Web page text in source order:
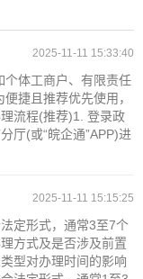
2025-11-11 15:33:40
个体工商户、有限责任
捷且推荐优先使用，
流程(推荐)1. 登录政
厅(或“皖企通”APP)进
2025-11-11 15:15:25
定形式，通常3至7个
方式及是否涉及前置
型对办理时间的影响